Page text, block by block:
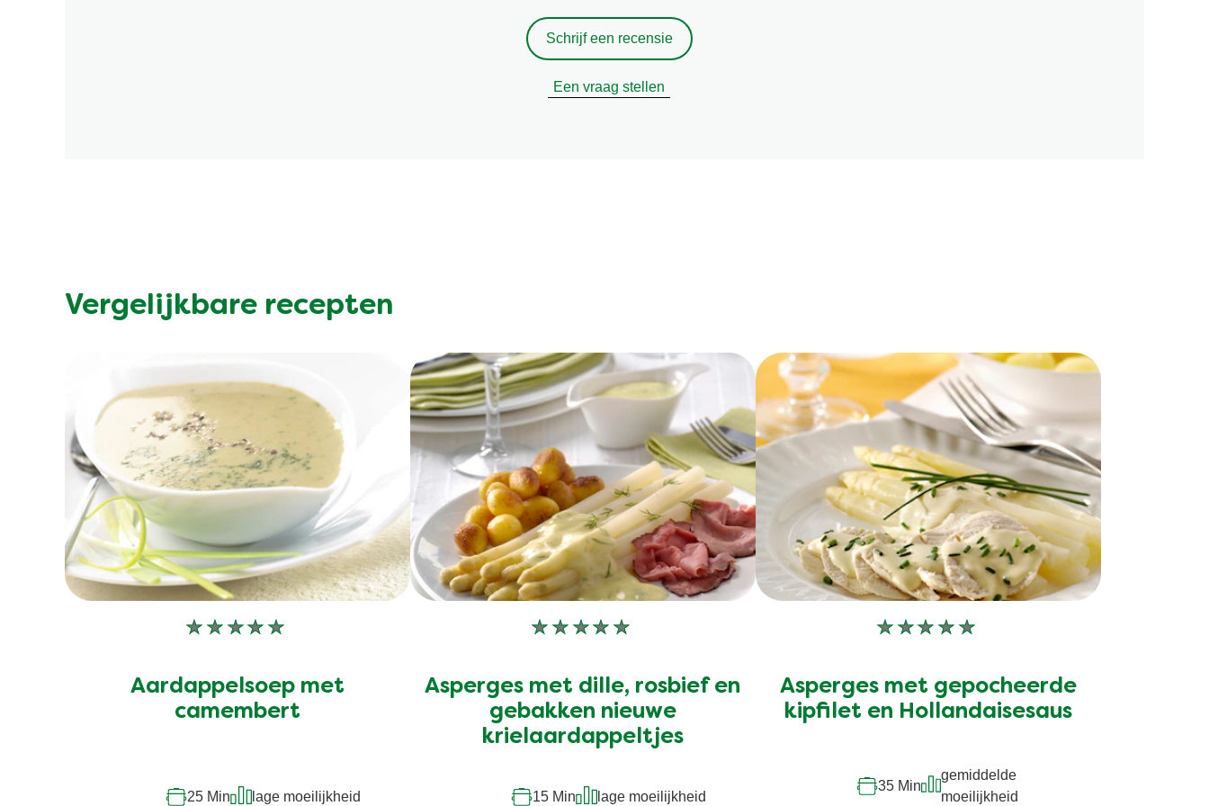
Schrijf een recensie
Een vraag stellen
Vergelijkbare recepten
Geen
voor
deze
Aardappelsoep met
camembert
25 Min lage moeilijkheid
Geen
voor
deze
Asperges met dille, rosbief en
gebakken nieuwe
krielaardappeltjes
15 Min lage moeilijkheid
Geen
voor
deze
Asperges met gepocheerde
kipfilet en Hollandaisesaus
35 Min
gemiddelde
moeilijkheid